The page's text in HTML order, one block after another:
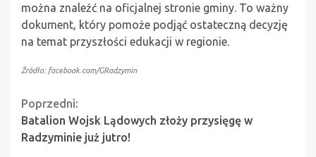
można znaleźć na oficjalnej stronie gminy. To ważny
dokument, który pomoże podjąć ostateczną decyzję
na temat przyszłości edukacji w regionie.
Źródło: facebook.com/GRadzymin
Continue
Reading
Poprzedni:
Batalion Wojsk Lądowych złoży przysięgę w
Radzyminie już jutro!